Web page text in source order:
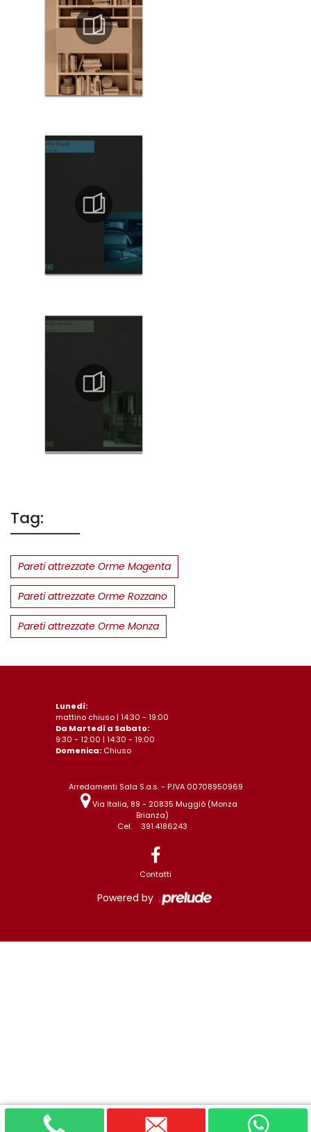
Tag:
Pareti attrezzate Orme Magenta
Pareti attrezzate Orme Rozzano
Pareti attrezzate Orme Monza
Lunedì:
mattino chiuso | 14:30 - 19:00
Da Martedì a Sabato:
9:30 - 12:00 | 14:30 - 19:00
Domenica: Chiuso
Arredamenti Sala S.a.s. - P.IVA 00708950969
Via Italia, 89 - 20835 Muggiò (Monza
Brianza)
Cel.
391.4186243
Contatti
Powered by